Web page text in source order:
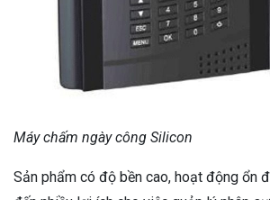
Máy chấm ngày công Silicon
Sản phẩm có độ bền cao, hoạt động ổn